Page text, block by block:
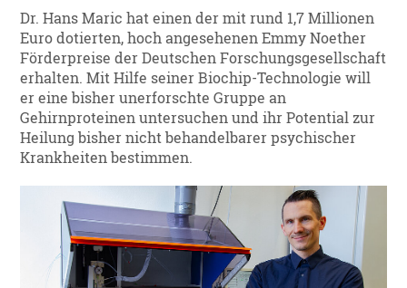
Dr. Hans Maric hat einen der mit rund 1,7 Millionen
Euro dotierten, hoch angesehenen Emmy Noether
Förderpreise der Deutschen Forschungsgesellschaft
erhalten. Mit Hilfe seiner Biochip-Technologie will
er eine bisher unerforschte Gruppe an
Gehirnproteinen untersuchen und ihr Potential zur
Heilung bisher nicht behandelbarer psychischer
Krankheiten bestimmen.